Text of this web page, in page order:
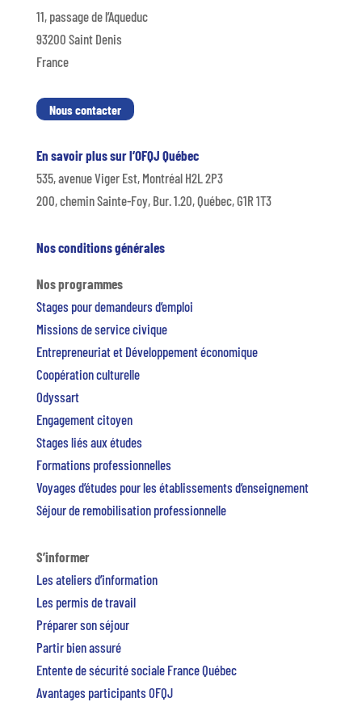
11, passage de l’Aqueduc
93200 Saint Denis
France
Nous contacter
En savoir plus sur l’OFQJ Québec
535, avenue Viger Est, Montréal H2L 2P3
200, chemin Sainte-Foy, Bur. 1.20, Québec, G1R 1T3
Nos conditions générales
Nos programmes
Stages pour demandeurs d’emploi
Missions de service civique
Entrepreneuriat et Développement économique
Coopération culturelle
Odyssart
Engagement citoyen
Stages liés aux études
Formations professionnelles
Voyages d’études pour les établissements d’enseignement
Séjour de remobilisation professionnelle
S’informer
Les ateliers d’information
Les permis de travail
Préparer son séjour
Partir bien assuré
Entente de sécurité sociale France Québec
Avantages participants OFQJ